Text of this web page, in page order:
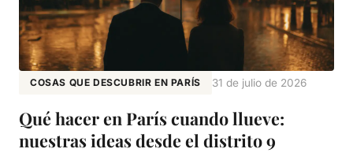
COSAS QUE DESCUBRIR EN PARÍS 31 de julio de 2026
Qué hacer en París cuando llueve:
nuestras ideas desde el distrito 9